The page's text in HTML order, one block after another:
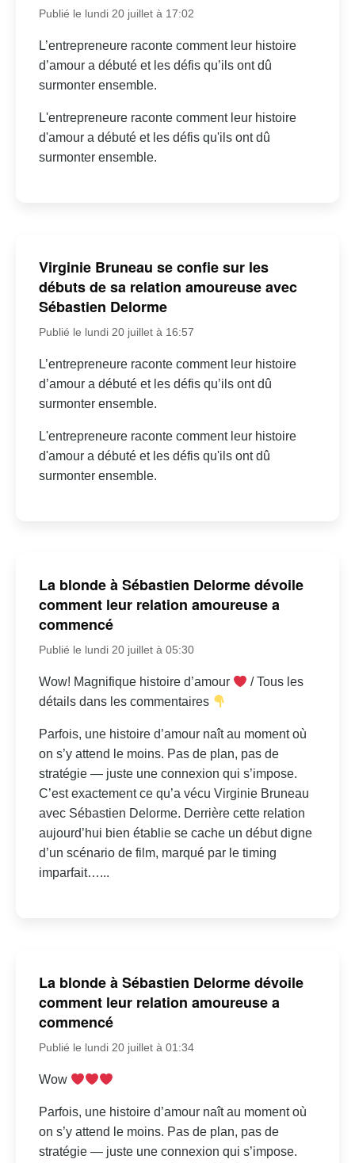
Publié le lundi 20 juillet à 17:02
L’entrepreneure raconte comment leur histoire
d’amour a débuté et les défis qu’ils ont dû
surmonter ensemble.
L'entrepreneure raconte comment leur histoire
d'amour a débuté et les défis qu'ils ont dû
surmonter ensemble.
Virginie Bruneau se confie sur les
débuts de sa relation amoureuse avec
Sébastien Delorme
Publié le lundi 20 juillet à 16:57
L’entrepreneure raconte comment leur histoire
d’amour a débuté et les défis qu’ils ont dû
surmonter ensemble.
L'entrepreneure raconte comment leur histoire
d'amour a débuté et les défis qu'ils ont dû
surmonter ensemble.
La blonde à Sébastien Delorme dévoile
comment leur relation amoureuse a
commencé
Publié le lundi 20 juillet à 05:30
Wow! Magnifique histoire d’amour
/ Tous les
détails dans les commentaires
Parfois, une histoire d’amour naît au moment où
on s’y attend le moins. Pas de plan, pas de
stratégie — juste une connexion qui s’impose.
C’est exactement ce qu’a vécu Virginie Bruneau
avec Sébastien Delorme. Derrière cette relation
aujourd’hui bien établie se cache un début digne
d’un scénario de film, marqué par le timing
imparfait…...
La blonde à Sébastien Delorme dévoile
comment leur relation amoureuse a
commencé
Publié le lundi 20 juillet à 01:34
Wow
Parfois, une histoire d’amour naît au moment où
on s’y attend le moins. Pas de plan, pas de
stratégie — juste une connexion qui s’impose.